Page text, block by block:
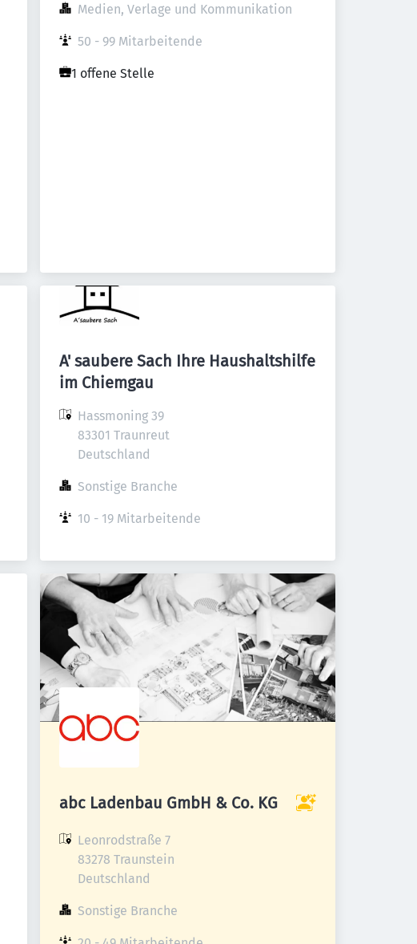
Medien, Verlage und Kommunikation
50 - 99 Mitarbeitende
1 offene Stelle
A' saubere Sach Ihre Haushaltshilfe
im Chiemgau
Hassmoning 39
83301 Traunreut
Deutschland
Sonstige Branche
10 - 19 Mitarbeitende
abc Ladenbau GmbH & Co. KG
Leonrodstraße 7
83278 Traunstein
Deutschland
Sonstige Branche